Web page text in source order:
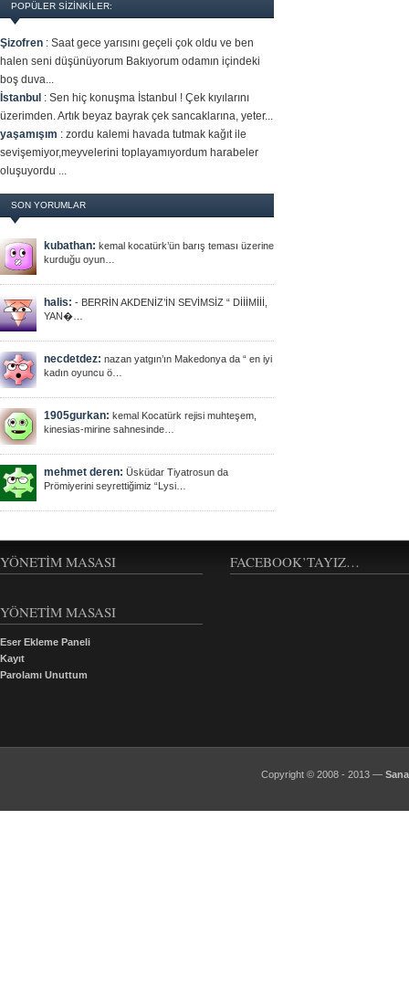
POPÜLER SİZİNKİLER:
Şizofren : Saat gece yarısını geçeli çok oldu ve ben
halen seni düşünüyorum Bakıyorum odamın içindeki
boş duva...
İstanbul : Sen hiç konuşma İstanbul ! Çek kıyılarını
üzerimden. Artık beyaz bayrak çek sancaklarına, yeter...
yaşamışım : zordu kalemi havada tutmak kağıt ile
sevişemiyor,meyvelerini toplayamıyordum harabeler
oluşuyordu ...
SON YORUMLAR
kubathan: kemal kocatürk’ün barış teması üzerine
kurduğu oyun…
halis: - BERRİN AKDENİZ’İN SEVİMSİZ “ DİİİMİİİ,
YAN�…
necdetdez: nazan yatgın’ın Makedonya da “ en iyi
kadın oyuncu ö…
1905gurkan: kemal Kocatürk rejisi muhteşem,
kinesias-mirine sahnesinde…
mehmet deren: Üsküdar Tiyatrosun da
Prömiyerini seyrettiğimiz “Lysi…
YÖNETIM MASASI
YÖNETİM MASASI
Eser Ekleme Paneli
Kayıt
Parolamı Unuttum
FACEBOOK’TAYIZ…
Copyright © 2008 - 2013 —